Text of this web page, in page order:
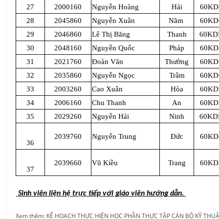
27 2000160 Nguyễn Hoàng Hải
28
2045860 Nguyễn Xuân Năm
29
2046860 Lê Thị Băng Thanh
30
2048160 Nguyễn Quốc Pháp
31
2021760 Đoàn Văn Thường
32
2035860 Nguyễn Ngọc Trâm
33
2003260 Cao Xuân Hòa
34
2006160 Chu Thanh An
35
2029260 Nguyễn Hải Ninh
36
2039760 Nguyễn Trung Đức
37
2039660 Vũ Kiều Trang
Sinh viên liện hệ trực tiếp với giáo viên hướng dẫn.
Xem thêm: KẾ HOẠCH THỰC HIỆN HỌC PHẦN THỰC TẬP CÁN BỘ KỸ